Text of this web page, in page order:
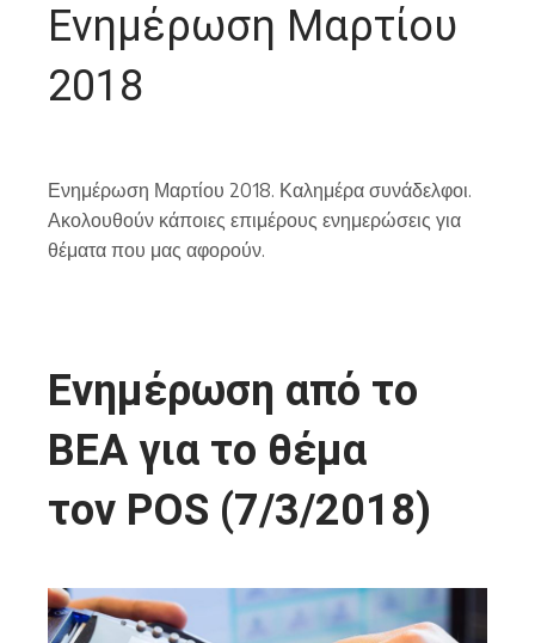
Ενημέρωση Μαρτίου
2018
Ενημέρωση Μαρτίου 2018. Καλημέρα συνάδελφοι.
Ακολουθούν κάποιες επιμέρους ενημερώσεις για
θέματα που μας αφορούν.
Ενημέρωση από το
ΒΕΑ για το θέμα
τον POS (7/3/2018)